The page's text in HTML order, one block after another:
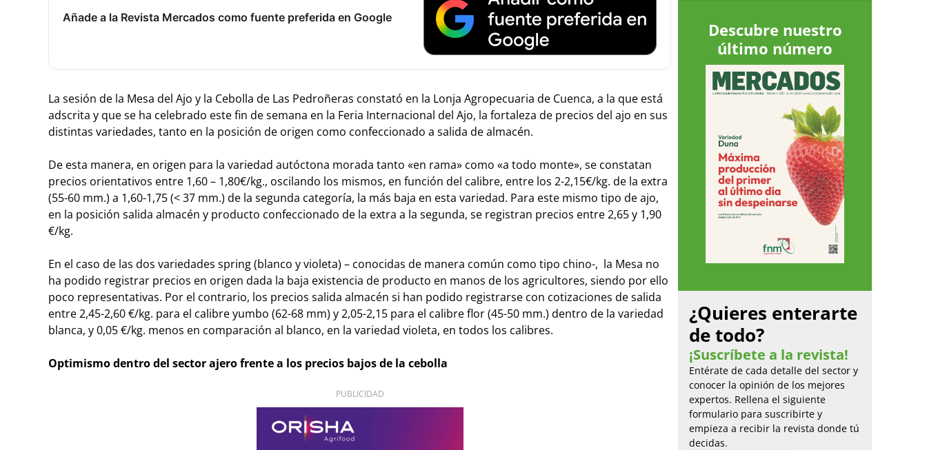
Añade a la Revista Mercados como fuente preferida en Google
La sesión de la Mesa del Ajo y la Cebolla de Las Pedroñeras constató en la Lonja Agropecuaria de Cuenca, a la que está
adscrita y que se ha celebrado este fin de semana en la Feria Internacional del Ajo, la fortaleza de precios del ajo en sus
distintas variedades, tanto en la posición de origen como confeccionado a salida de almacén.
De esta manera, en origen para la variedad autóctona morada tanto «en rama» como «a todo monte», se constatan
precios orientativos entre 1,60 – 1,80€/kg., oscilando los mismos, en función del calibre, entre los 2-2,15€/kg. de la extra
(55-60 mm.) a 1,60-1,75 (< 37 mm.) de la segunda categoría, la más baja en esta variedad. Para este mismo tipo de ajo,
en la posición salida almacén y producto confeccionado de la extra a la segunda, se registran precios entre 2,65 y 1,90
€/kg.
En el caso de las dos variedades spring (blanco y violeta) – conocidas de manera común como tipo chino-, la Mesa no
ha podido registrar precios en origen dada la baja existencia de producto en manos de los agricultores, siendo por ello
poco representativas. Por el contrario, los precios salida almacén si han podido registrarse con cotizaciones de salida
entre 2,45-2,60 €/kg. para el calibre yumbo (62-68 mm) y 2,05-2,15 para el calibre flor (45-50 mm.) dentro de la variedad
blanca, y 0,05 €/kg. menos en comparación al blanco, en la variedad violeta, en todos los calibres.
Optimismo dentro del sector ajero frente a los precios bajos de la cebolla
PUBLICIDAD
Descubre nuestro
último número
¿Quieres enterarte
de todo?
¡Suscríbete a la revista!
Entérate de cada detalle del sector y
conocer la opinión de los mejores
expertos. Rellena el siguiente
formulario para suscribirte y
empieza a recibir la revista donde tú
decidas.